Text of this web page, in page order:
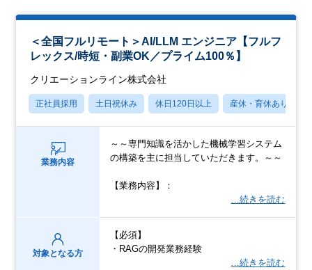
＜全国フルリモート＞AI/LLM エンジニア【フルフ
レックス/時短・副業OK／プライム100％】
クリエーションライン株式会社
正社員採用 土日祝休み 休日120日以上 産休・育休あり
業務内容
～～専門知識を活かした機械学習システム
の構築を主に担当していただきます。～～
【業務内容】：
…続きを読む
対象となる方
【必須】
・RAGの開発業務経験
…続きを読む